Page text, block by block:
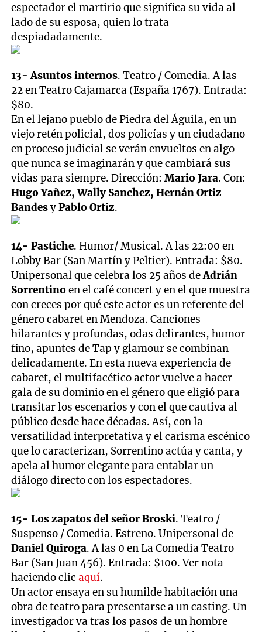
espectador el martirio que significa su vida al
lado de su esposa, quien lo trata
despiadadamente.
13- Asuntos internos. Teatro / Comedia. A las
22 en Teatro Cajamarca (España 1767). Entrada:
$80.
En el lejano pueblo de Piedra del Águila, en un
viejo retén policial, dos policías y un ciudadano
en proceso judicial se verán envueltos en algo
que nunca se imaginarán y que cambiará sus
vidas para siempre. Dirección:Mario Jara. Con:
Hugo Yañez, Wally Sanchez, Hernán Ortiz
BandesyPablo Ortiz.
14- Pastiche. Humor/ Musical. A las 22:00 en
Lobby Bar (San Martín y Peltier). Entrada: $80.
Unipersonal que celebra los 25 años deAdrián
Sorrentinoen el café concert y en el que muestra
con creces por qué este actor es un referente del
género cabaret en Mendoza. Canciones
hilarantes y profundas, odas delirantes, humor
fino, apuntes de Tap y glamour se combinan
delicadamente. En esta nueva experiencia de
cabaret, el multifacético actor vuelve a hacer
gala de su dominio en el género que eligió para
transitar los escenarios y con el que cautiva al
público desde hace décadas. Así, con la
versatilidad interpretativa y el carisma escénico
que lo caracterizan, Sorrentino actúa y canta, y
apela al humor elegante para entablar un
diálogo directo con los espectadores.
15- Los zapatos del señor Broski. Teatro /
Suspenso / Comedia. Estreno. Unipersonal de
Daniel Quiroga. A las 0 en La Comedia Teatro
Bar (San Juan 456). Entrada: $100. Ver nota
haciendo clicaquí.
Un actor ensaya en su humilde habitación una
obra de teatro para presentarse a un casting. Un
investigador va tras los pasos de un hombre